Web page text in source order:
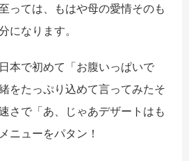
っては、もはや母の愛情そのも
になります。
本で初めて「お腹いっぱいで
をたっぷり込めて言ってみたそ
さで「あ、じゃあデザートはも
ニューをパタン！